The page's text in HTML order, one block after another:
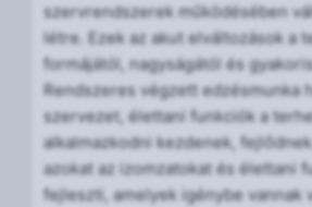
szervrendszerek működésében
létre. Ezek az akut elváltozások a
formájától, nagyságától és
Rendszeres végzett edzésmunka
szervezet, élettani funkciók a
alkalmazkodni kezdenek,
azokat az izomzatokat és élettani
fejleszti, amelyek igénybe vannak